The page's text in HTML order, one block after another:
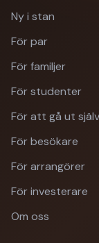
Ny i stan
För par
För familjer
För studenter
För att gå ut själv
För besökare
För arrangörer
För investerare
Om oss